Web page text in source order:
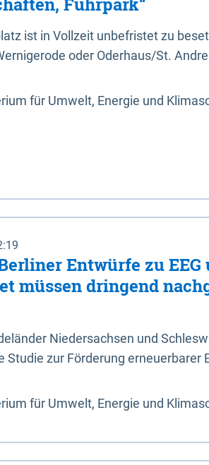
ist in Vollzeit unbefristet zu
oder Oderhaus/St.
für Umwelt, Energie und
Entwürfe zu EEG
müssen dringend
Niedersachsen und
Studie zur Förderung erneuerbarer
für Umwelt, Energie und